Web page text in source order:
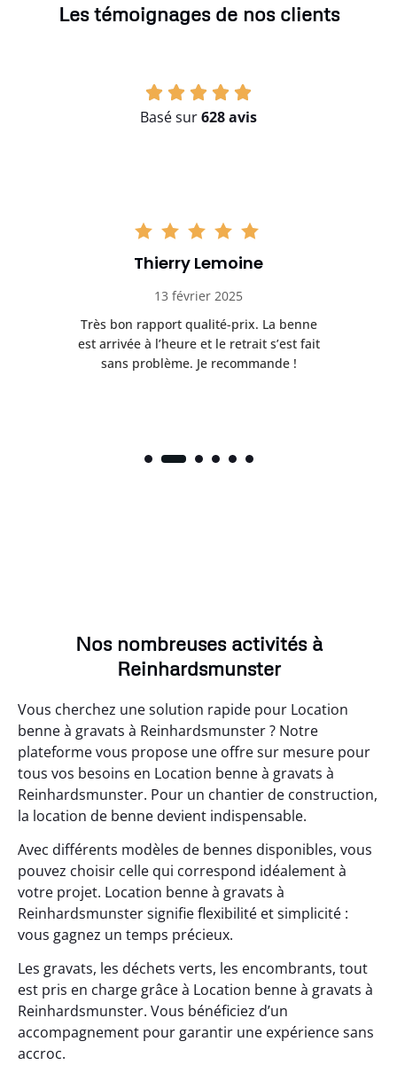
Les témoignages de nos clients
Basé sur628 avis
Thierry Lemoine
13 février 2025
Très bon rapport qualité-prix. La benne
est arrivée à l’heure et le retrait s’est fait
sans problème. Je recommande !
Nos nombreuses activités à
Reinhardsmunster
Vous cherchez une solution rapide pour Location
benne à gravats à Reinhardsmunster ? Notre
plateforme vous propose une offre sur mesure pour
tous vos besoins en Location benne à gravats à
Reinhardsmunster. Pour un chantier de construction,
la location de benne devient indispensable.
Avec différents modèles de bennes disponibles, vous
pouvez choisir celle qui correspond idéalement à
votre projet. Location benne à gravats à
Reinhardsmunster signifie flexibilité et simplicité :
vous gagnez un temps précieux.
Les gravats, les déchets verts, les encombrants, tout
est pris en charge grâce à Location benne à gravats à
Reinhardsmunster. Vous bénéficiez d’un
accompagnement pour garantir une expérience sans
accroc.